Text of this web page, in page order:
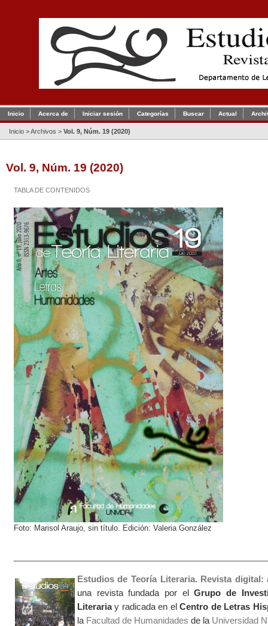
Inicio Acerca de Iniciar sesión Categorías Buscar Actual
Inicio >Archivos > Vol. 9, Núm. 19 (2020)
Vol. 9, Núm. 19 (2020)
TABLA DE CONTENIDOS
Foto: Marisol Araujo, sin título. Edición: Valeria González
Estudios de Teoría Literaria. Revista
una revista fundada por elGrupo de
Literariay radicada en elCentro de Letras
la Facultad de Humanidades de laUniversidad